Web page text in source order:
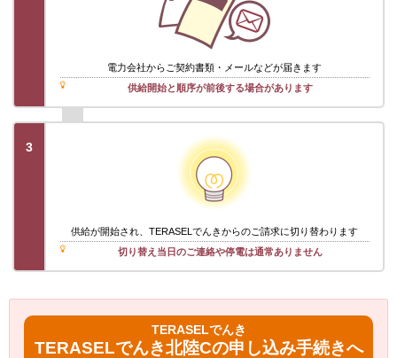
電力会社から ご契約書類・メールなどが届きます
供給開始と順序が前後する場合があります
3
供給が開始され、TERASELでんきからのご請求に切り替わります
切り替え当日のご連絡や停電は通常ありません
TERASELでんき
TERASELでんき北陸Cの申し込み手続きへ